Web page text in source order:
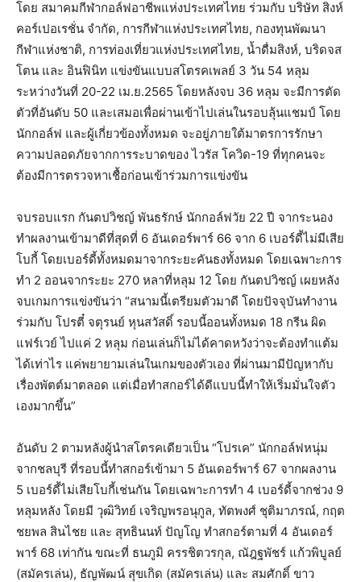
โดย สมาคมกีฬากอล์ฟอาชีพแห่งประเทศไทย ร่วมกับ บริษัท สิงห์
คอร์เปอเรชั่น จำกัด, การกีฬาแห่งประเทศไทย, กองทุนพัฒนา
กีฬาแห่งชาติ, การท่องเที่ยวแห่งประเทศไทย, น้ำดื่มสิงห์, บริดจส
โตน และ อินฟินิท แข่งขันแบบสโตรคเพลย์ 3 วัน 54 หลุม
ระหว่างวันที่ 20-22 เม.ย.2565 โดยหลังจบ 36 หลุม จะมีการตัด
ตัวที่อันดับ 50 และเสมอเพื่อผ่านเข้าไปเล่นในรอบลุ้นแชมป์ โดย
นักกอล์ฟ และผู้เกี่ยวข้องทั้งหมด จะอยู่ภายใต้มาตรการรักษา
ความปลอดภัยจากการระบาดของ ไวรัส โควิด-19 ที่ทุกคนจะ
ต้องมีการตรวจหาเชื้อก่อนเข้าร่วมการแข่งขัน
จบรอบแรก กันตปวิชญ์ พันธรักษ์ นักกอล์ฟวัย 22 ปี จากระนอง
ทำผลงานเข้ามาดีที่สุดที่ 6 อันเดอร์พาร์ 66 จาก 6 เบอร์ดี้ไม่มีเสีย
โบกี้ โดยเบอร์ดี้ทั้งหมดมาจากระยะคันธงทั้งหมด โดยเฉพาะการ
ทำ 2 ออนจากระยะ 270 หลาที่หลุม 12 โดย กันตปวิชญ์ เผยหลัง
จบเกมการแข่งขันว่า “สนามนี้เตรียมตัวมาดี โดยปัจจุบันทำงาน
ร่วมกับ โปรตี๋ จตุรนย์ หุนสวัสดิ์ รอบนี้ออนทั้งหมด 18 กรีน ผิด
แฟร์เวย์ ไปแค่ 2 หลุม ก่อนเล่นก็ไม่ได้คาดหวังว่าจะต้องทำแต้ม
ได้เท่าไร แค่พยายามเล่นในเกมของตัวเอง ที่ผ่านมามีปัญหากับ
เรื่องพัตต์มาตลอด แต่เมื่อทำสกอร์ได้ดีแบบนี้ทำให้เริ่มมั่นใจตัว
เองมากขึ้น”
อันดับ 2 ตามหลังผู้นำสโตรคเดียวเป็น “โปรเค” นักกอล์ฟหนุ่ม
จากชลบุรี ที่รอบนี้ทำสกอร์เข้ามา 5 อันเดอร์พาร์ 67 จากผลงาน
5 เบอร์ดี้ไม่เสียโบกี้เช่นกัน โดยเฉพาะการทำ 4 เบอร์ดี้จากช่วง 9
หลุมหลัง โดยมี วุฒิวิทย์ เจริญพรอนุกูล, ทัตพงศ์ ชุติมาภรณ์, กฤต
ชยพล สินไชย และ สุทธินนท์ ปัญโญ ทำสกอร์ตามที่ 4 อันเดอร์
พาร์ 68 เท่ากัน ขณะที่ ธนภูมิ ครรชิตวรกุล, ณัฎฐพัชร์ แก้วพิบูลย์
(สมัครเล่น), ธัญพัฒน์ สุขเกิด (สมัครเล่น) และ สมศักดิ์ ขาว